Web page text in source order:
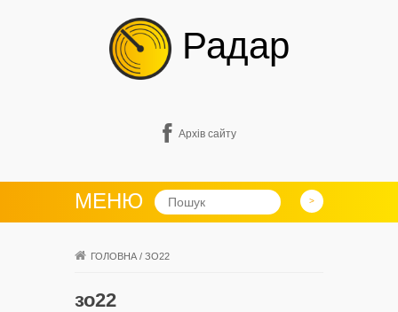
Радар
Архів сайту
МЕНЮ
ГОЛОВНА / ЗО22
зо22